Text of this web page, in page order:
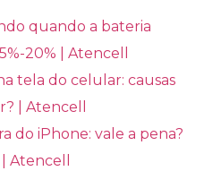
quando a bateria
20% | Atencell
tela do celular: causas
| Atencell
do iPhone: vale a pena?
Atencell